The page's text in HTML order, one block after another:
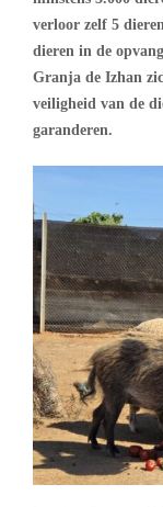
verloor zelf 5
dieren in de
Granja de Izhan
veiligheid van de
garanderen.